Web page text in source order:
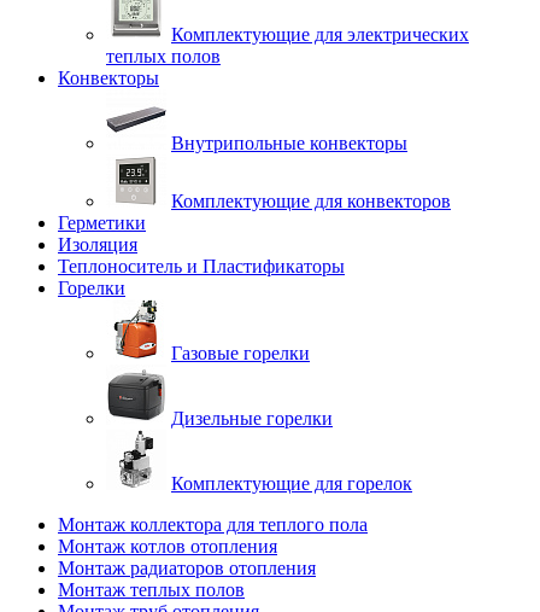
Комплектующие для электрических
теплых полов
Конвекторы
Внутрипольные конвекторы
Комплектующие для конвекторов
Герметики
Изоляция
Теплоноситель и Пластификаторы
Горелки
Газовые горелки
Дизельные горелки
Комплектующие для горелок
Монтаж коллектора для теплого пола
Монтаж котлов отопления
Монтаж радиаторов отопления
Монтаж теплых полов